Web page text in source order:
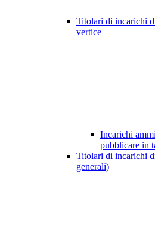
Titolari di incarichi
vertice
Incarichi
pubblicare in
Titolari di incarichi
generali)